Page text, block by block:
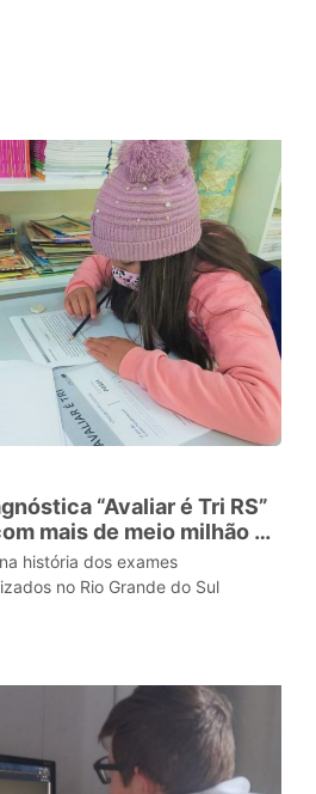
“Avaliar é Tri RS”
mais de meio milhão de
história dos exames
no Rio Grande do Sul